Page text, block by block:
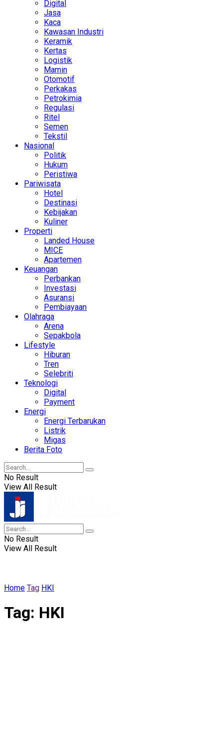
Digital
Jasa
Kaca
Kawasan Industri
Keramik
Kertas
Logistik
Mamin
Otomotif
Perkakas
Petrokimia
Regulasi
Ritel
Semen
Tekstil
Nasional
Politik
Hukum
Peristiwa
Pariwisata
Hotel
Destinasi
Kebijakan
Kuliner
Properti
Landed House
MICE
Apartemen
Keuangan
Perbankan
Investasi
Asuransi
Pembiayaan
Olahraga
Arena
Sepakbola
Lifestyle
Hiburan
Tren
Selebriti
Teknologi
Digital
Payment
Energi
Energi Terbarukan
Listrik
Migas
Berita Foto
No Result
View All Result
No Result
View All Result
Home Tag HKI
Tag: HKI